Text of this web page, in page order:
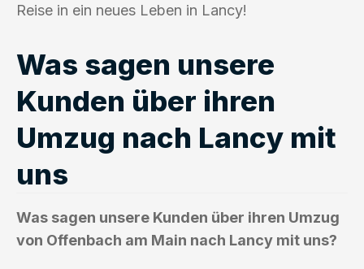
Reise in ein neues Leben in Lancy!
Was sagen unsere
Kunden über ihren
Umzug nach Lancy mit
uns
Was sagen unsere Kunden über ihren Umzug
von Offenbach am Main nach Lancy mit uns?